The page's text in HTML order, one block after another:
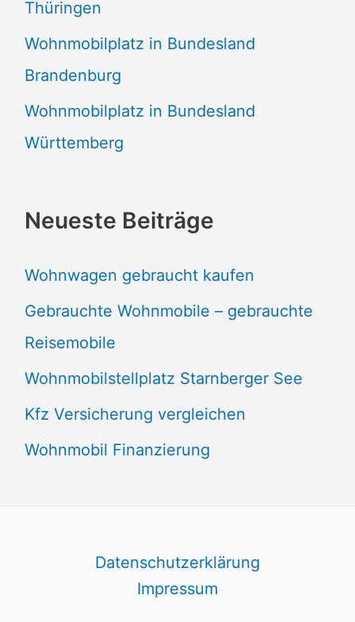
Thüringen
Wohnmobilplatz in Bundesland
Brandenburg
Wohnmobilplatz in Bundesland
Württemberg
Neueste Beiträge
Wohnwagen gebraucht kaufen
Gebrauchte Wohnmobile – gebrauchte
Reisemobile
Wohnmobilstellplatz Starnberger See
Kfz Versicherung vergleichen
Wohnmobil Finanzierung
Datenschutzerklärung
Impressum